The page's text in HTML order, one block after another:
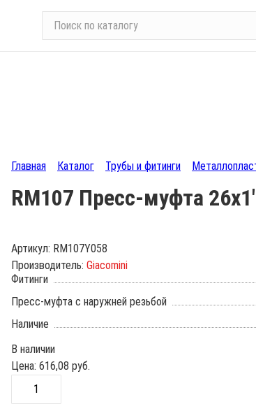
и
т
л
у
Главная Каталог Трубы и фитинги
RM107 Пресс-муфта
Артикул: RM107Y058
Производитель: Giacomini
Фитинги
Пресс-муфта с наружней резьбой
Наличие
В наличии
Цена: 616,08 руб.